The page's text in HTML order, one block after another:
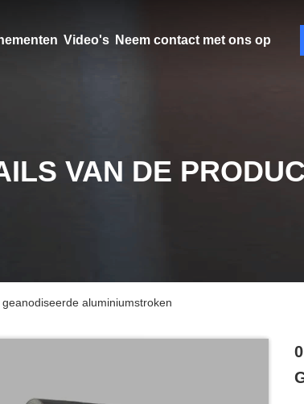
Video's Neem contact met ons op
VAN DE
aluminiumstroken